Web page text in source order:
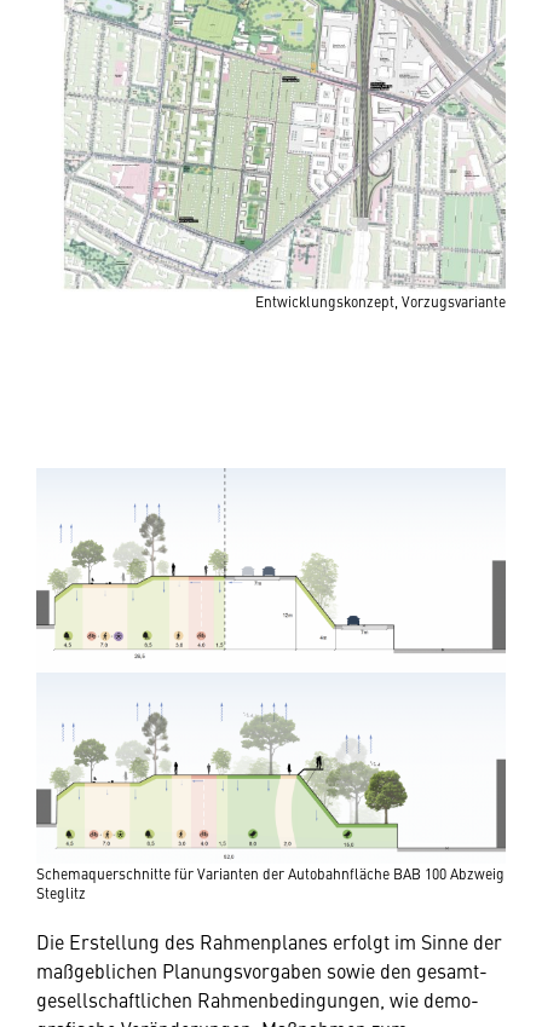
Entwicklungskonzept, Vorzugsvariante
Schemaquerschnitte für Varianten der Autobahnfläche BAB 100 Abzweig
Steglitz
Die Erstellung des Rahmenplanes erfolgt im Sinne der
maßgeblichen Planungsvorgaben sowie den gesamt-
gesellschaftlichen Rahmenbedingungen, wie demo-